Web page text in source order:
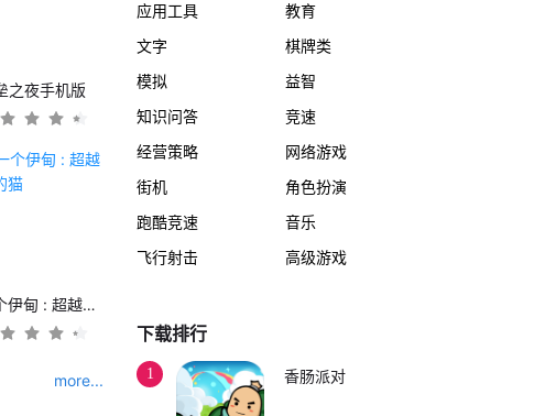
之夜手机版
另一个伊甸 : 超越时空的猫
more...
应用工具
教育
文字
棋牌类
模拟
益智
知识问答
竞速
经营策略
网络游戏
街机
角色扮演
跑酷竞速
音乐
飞行射击
高级游戏
下载排行
1 香肠派对